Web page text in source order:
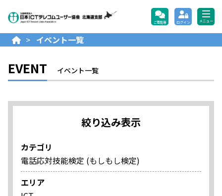
公益財団法人日本ICTテレ
ご意見等 ログイン メニュー
> イベント一覧
EVENT イベント一覧
絞り込み表示
カテゴリ
電話応対技能検定 (もしもし検定)
エリア